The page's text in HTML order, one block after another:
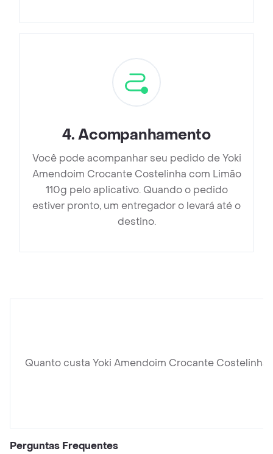
4.Acompanhamento
Você pode acompanhar seu pedido de Yoki
Amendoim Crocante Costelinha com Limão
110g pelo aplicativo. Quando o pedido
estiver pronto, um entregador o levará até o
destino.
Quanto custa Yoki Amendoim Crocante Costelinha
Perguntas Frequentes